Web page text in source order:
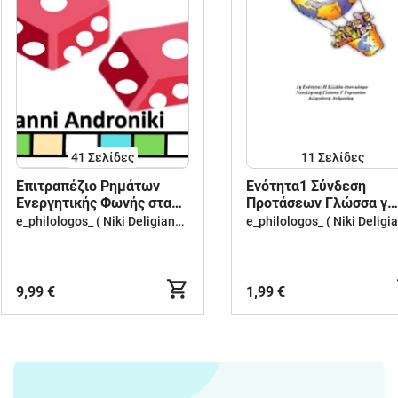
41 Σελίδες
Επιτραπέζιο Ρημάτων
Ενεργητικής Φωνής στα
αρχαία ελληνικά
e_philologos_ ( Niki Deligianni )
9,99 €
11 Σελίδες
Ενότητα1 Σύνδεση
Προτάσεων Γλώσσα γ
γυμν
1,99 €